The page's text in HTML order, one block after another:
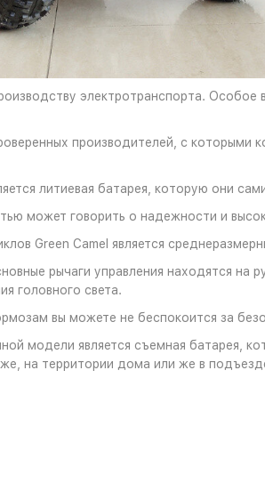
электротранспорта.
производителей, с которыми
литиевая батарея, которую они
может говорить о надежности и
Green Camel является
рычаги управления находятся на
головного света.
вы можете не беспокоится за
модели является съемная батарея,
на территории дома или же в